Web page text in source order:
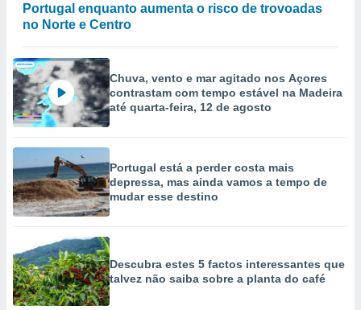
Portugal enquanto aumenta o risco de trovoadas
no Norte e Centro
Chuva, vento e mar agitado nos Açores
contrastam com tempo estável na Madeira
até quarta-feira, 12 de agosto
Portugal está a perder costa mais
depressa, mas ainda vamos a tempo de
mudar esse destino
Descubra estes 5 factos interessantes que
talvez não saiba sobre a planta do café